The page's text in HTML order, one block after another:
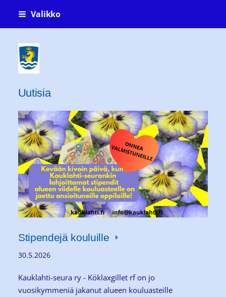
Siirry
Valikko
Kauklahti-seura ry Köklaxgillet rf
Uutisia
Stipendejä kouluille
30.5.2026
Kauklahti-seura ry - Köklaxgillet rf on jo
vuosikymmeniä jakanut alueen kouluasteille